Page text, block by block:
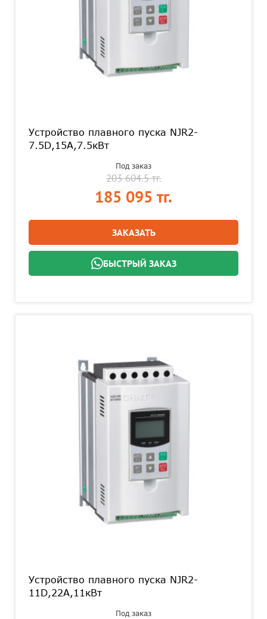
Устройство плавного пуска NJR2-
7.5D,15А,7.5кВт
Под заказ
203 604.5 тг.
185 095 тг.
ЗАКАЗАТЬ
БЫСТРЫЙ ЗАКАЗ
Устройство плавного пуска NJR2-
11D,22А,11кВт
Под заказ